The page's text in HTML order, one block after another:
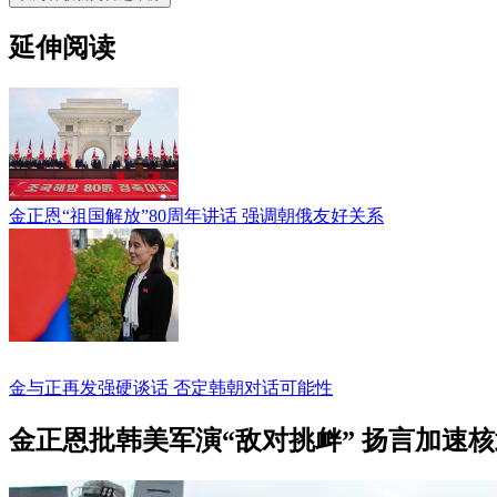
延伸阅读
金正恩“祖国解放”80周年讲话 强调朝俄友好关系
金与正再发强硬谈话 否定韩朝对话可能性
金正恩批韩美军演“敌对挑衅” 扬言加速